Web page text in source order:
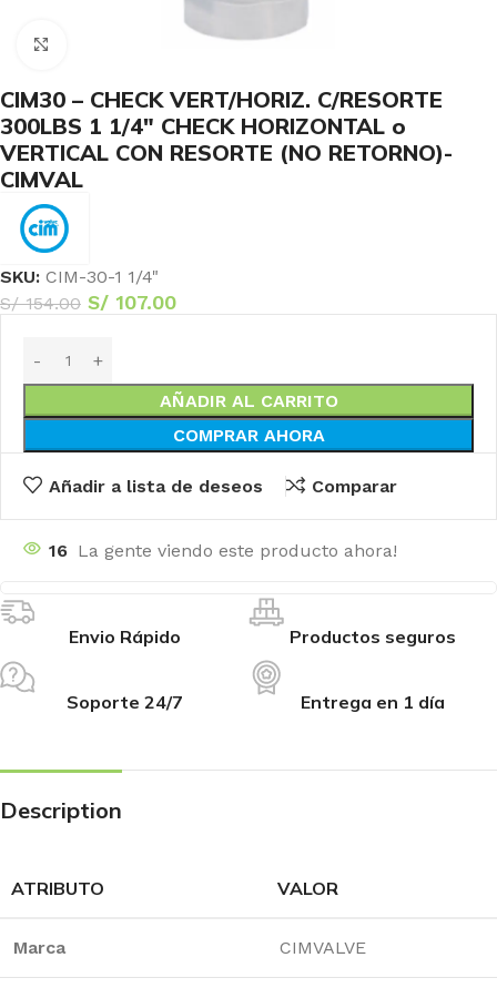
Haga Click para agrandar
CIM30 – CHECK VERT/HORIZ. C/RESORTE
300LBS 1 1/4″ CHECK HORIZONTAL o
VERTICAL CON RESORTE (NO RETORNO)-
CIMVAL
SKU: CIM-30-1 1/4"
S/154.00 S/ 107.00
AÑADIR AL CARRITO
COMPRAR AHORA
Añadir a lista de deseos Comparar
16 La gente viendo este producto ahora!
Envio Rápido Productos seguros
Soporte 24/7 Entrega en 1 día
Description
ATRIBUTO VALOR
Marca CIMVALVE